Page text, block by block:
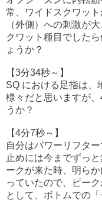
常、ワイドスクワッ
（外側）への刺激が
クワット種目でした
ょうか？
【3分34秒～】
SQ における足指は、
様々だと思いますが
うか？
【4分7秒～】
自分はパワーリフタ
止めには今までずっ
ークが来た時、明ら
っていたので、ピー
として、ボトムでの